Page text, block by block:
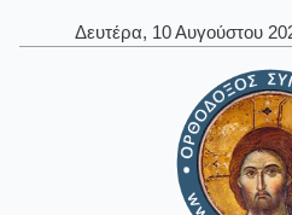
Δευτέρα, 10 Αυγούστου